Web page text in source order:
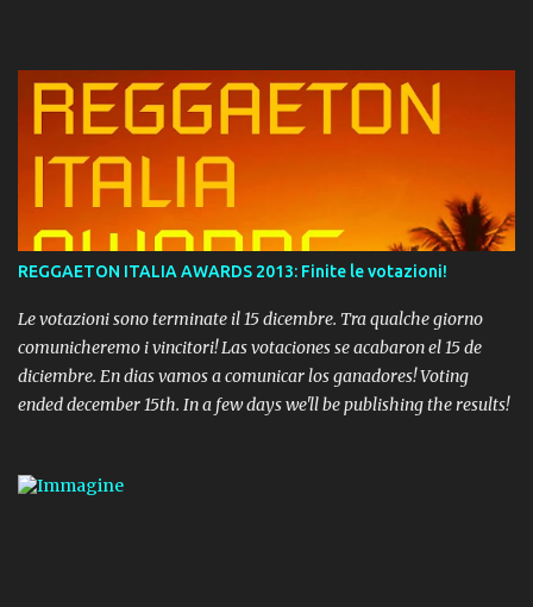
REGGAETON ITALIA AWARDS 2013: Finite le votazioni!
Le votazioni sono terminate il 15 dicembre. Tra qualche giorno
comunicheremo i vincitori! Las votaciones se acabaron el 15 de
diciembre. En dias vamos a comunicar los ganadores! Voting
ended december 15th. In a few days we'll be publishing the results!